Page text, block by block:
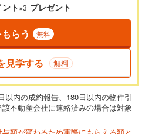
ト※3 プレゼント
らう 無料
見学する 無料
以内の成約報告、180日以内の物件引
不動産会社に連絡済みの場合は対象